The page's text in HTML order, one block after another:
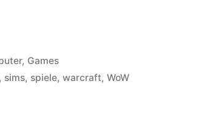
, Games
, sims, spiele,warcraft,WoW